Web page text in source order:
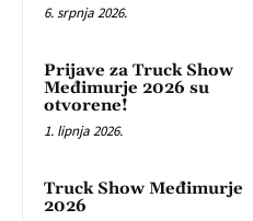
6. srpnja 2026.
Prijave za Truck Show
Međimurje 2026 su
otvorene!
1. lipnja 2026.
Truck Show Međimurje
2026